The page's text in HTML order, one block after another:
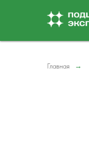
Главная →